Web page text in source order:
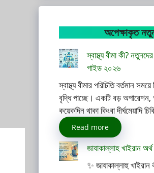
অপেক্ষাকৃত
স্বাস্থ্য বীমা কী?
গাইড ২০২৬
স্বাস্থ্য বীমার পরিচিতি বর্তমান
বৃদ্ধি পাচ্ছে। একটি বড়
কয়েকদিন থাকা কিংবা দীর্ঘমেয়াদি
Read more
জাযাকাল্লাহ খাইরান
✨ জাযাকাল্লাহু খাইরান